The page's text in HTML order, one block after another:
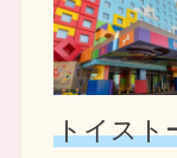
トイスト